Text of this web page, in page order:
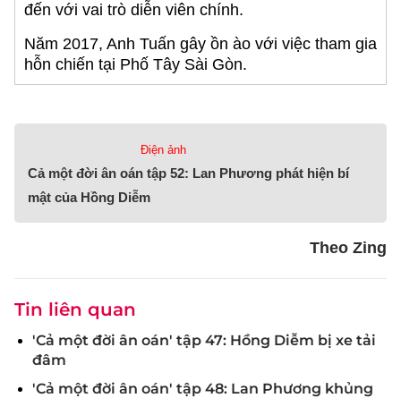
đến với vai trò diễn viên chính.
Năm 2017, Anh Tuấn gây ồn ào với việc tham gia
hỗn chiến tại Phố Tây Sài Gòn.
Điện ảnh
Cả một đời ân oán tập 52: Lan Phương phát hiện bí
mật của Hồng Diễm
Theo Zing
Tin liên quan
'Cả một đời ân oán' tập 47: Hồng Diễm bị xe tải
đâm
'Cả một đời ân oán' tập 48: Lan Phương khủng